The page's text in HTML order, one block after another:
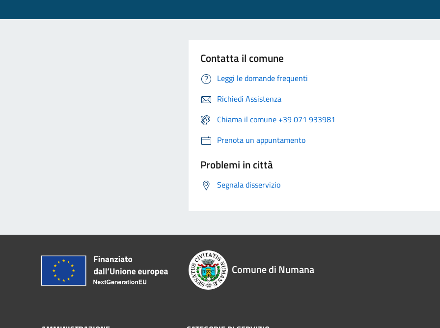
Contatta il comune
Leggi le domande frequenti
Richiedi Assistenza
Chiama il comune +39 071 933981
Prenota un appuntamento
Problemi in città
Segnala disservizio
Comune di Numana